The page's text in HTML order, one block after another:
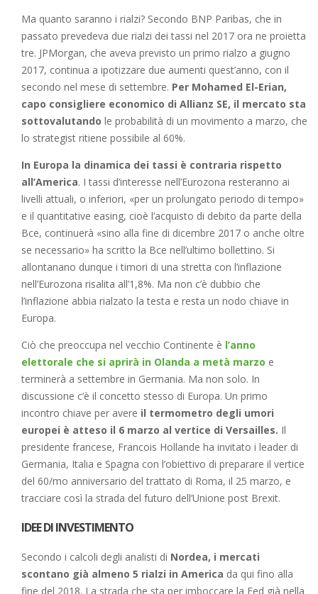
Ma quanto saranno i rialzi? Secondo BNP Paribas, che in
passato prevedeva due rialzi dei tassi nel 2017 ora ne proietta
tre. JPMorgan, che aveva previsto un primo rialzo a giugno
2017, continua a ipotizzare due aumenti quest’anno, con il
secondo nel mese di settembre. Per Mohamed El-Erian,
capo consigliere economico di Allianz SE, il mercato sta
sottovalutando le probabilità di un movimento a marzo, che
lo strategist ritiene possibile al 60%.
In Europa la dinamica dei tassi è contraria rispetto
all’America. I tassi d’interesse nell’Eurozona resteranno ai
livelli attuali, o inferiori, «per un prolungato periodo di tempo»
e il quantitative easing, cioè l’acquisto di debito da parte della
Bce, continuerà «sino alla fine di dicembre 2017 o anche oltre
se necessario» ha scritto la Bce nell’ultimo bollettino. Si
allontanano dunque i timori di una stretta con l’inflazione
nell’Eurozona risalita all’1,8%. Ma non c’è dubbio che
l’inflazione abbia rialzato la testa e resta un nodo chiave in
Europa.
Ciò che preoccupa nel vecchio Continente è l’anno
elettorale che si aprirà in Olanda a metà marzo e
terminerà a settembre in Germania. Ma non solo. In
discussione c’è il concetto stesso di Europa. Un primo
incontro chiave per avere il termometro degli umori
europei è atteso il 6 marzo al vertice di Versailles. Il
presidente francese, Francois Hollande ha invitato i leader di
Germania, Italia e Spagna con l’obiettivo di preparare il vertice
del 60/mo anniversario del trattato di Roma, il 25 marzo, e
tracciare così la strada del futuro dell’Unione post Brexit.
IDEE DI INVESTIMENTO
Secondo i calcoli degli analisti di Nordea, i mercati
scontano già almeno 5 rialzi in America da qui fino alla
fine del 2018. La strada che sta per imboccare la Fed già nella